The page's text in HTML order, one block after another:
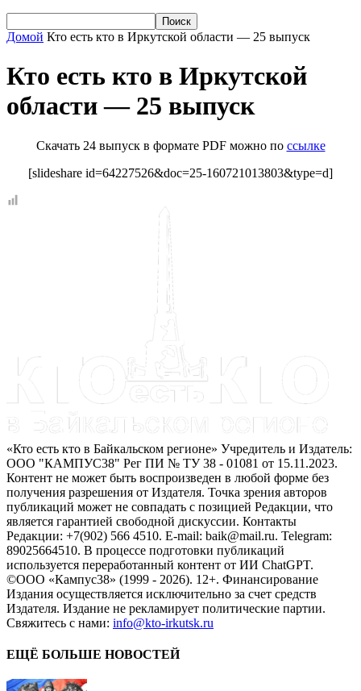
Домой Кто есть кто в Иркутской области — 25 выпуск
Кто есть кто в Иркутской
области — 25 выпуск
Скачать 24 выпуск в формате PDF можно по ссылке
[slideshare id=64227526&doc=25-160721013803&type=d]
«Кто есть кто в Байкальском регионе» Учредитель и Издатель:
ООО "КАМПУС38" Рег ПИ № ТУ 38 - 01081 от 15.11.2023.
Контент не может быть воспроизведен в любой форме без
получения разрешения от Издателя. Точка зрения авторов
публикаций может не совпадать с позицией Редакции, что
является гарантией свободной дискуссии. Контакты
Редакции: +7(902) 566 4510. E-mail: baik@mail.ru. Telegram:
89025664510. В процессе подготовки публикаций
используется переработанный контент от ИИ ChatGPT.
©ООО «Кампус38» (1999 - 2026). 12+. Финансирование
Издания осуществляется исключительно за счет средств
Издателя. Издание не рекламирует политические партии.
Свяжитесь с нами: info@kto-irkutsk.ru
ЕЩЁ БОЛЬШЕ НОВОСТЕЙ